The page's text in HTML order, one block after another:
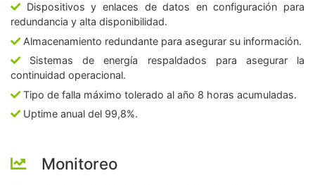
Dispositivos y enlaces de datos en configuración para
redundancia y alta disponibilidad.
Almacenamiento redundante para asegurar su información.
Sistemas de energía respaldados para asegurar la
continuidad operacional.
Tipo de falla máximo tolerado al año 8 horas acumuladas.
Uptime anual del 99,8%.
Monitoreo